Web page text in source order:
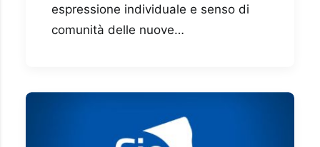
espressione individuale e senso di
comunità delle nuove…